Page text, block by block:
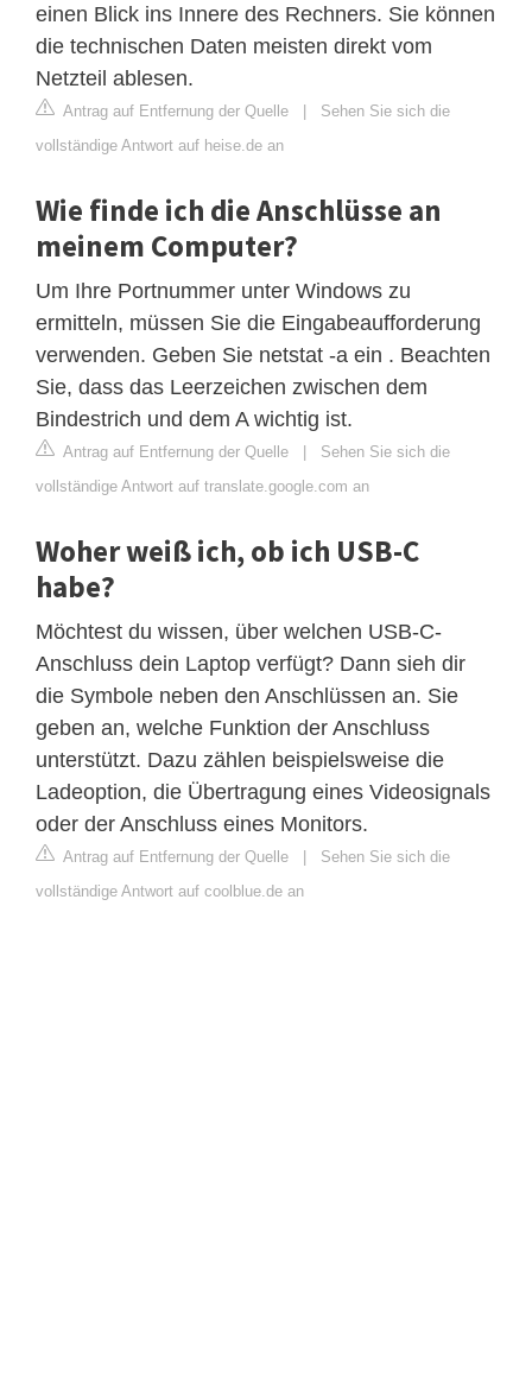
einen Blick ins Innere des Rechners. Sie können
die technischen Daten meisten direkt vom
Netzteil ablesen.
Antrag auf Entfernung der Quelle | Sehen Sie sich die
vollständige Antwort auf heise.de an
Wie finde ich die Anschlüsse an
meinem Computer?
Um Ihre Portnummer unter Windows zu
ermitteln, müssen Sie die Eingabeaufforderung
verwenden. Geben Sie netstat -a ein . Beachten
Sie, dass das Leerzeichen zwischen dem
Bindestrich und dem A wichtig ist.
Antrag auf Entfernung der Quelle | Sehen Sie sich die
vollständige Antwort auf translate.google.com an
Woher weiß ich, ob ich USB-C
habe?
Möchtest du wissen, über welchen USB-C-
Anschluss dein Laptop verfügt? Dann sieh dir
die Symbole neben den Anschlüssen an. Sie
geben an, welche Funktion der Anschluss
unterstützt. Dazu zählen beispielsweise die
Ladeoption, die Übertragung eines Videosignals
oder der Anschluss eines Monitors.
Antrag auf Entfernung der Quelle | Sehen Sie sich die
vollständige Antwort auf coolblue.de an